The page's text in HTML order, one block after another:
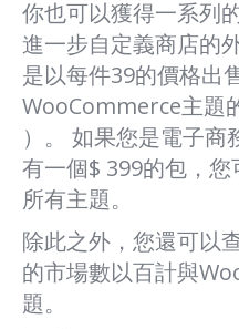
你也可以獲得一系列
進一步自定義商店的
是以每件39的價格出
WooCommerce主題
）。 如果您是電子商
有一個$ 399的包，
所有主題。
除此之外，您還可以
的市場數以百計與
題。